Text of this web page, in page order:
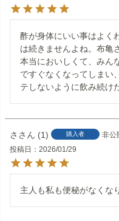
酢が身体にいい事はよく
は続きませんよね。布亀
本当においしくて、みん
ですぐなくなってしまい
テしないように飲み続け
さ 1 購入者
非公
投稿日
2026/01/29
主人も私も便秘がなくな